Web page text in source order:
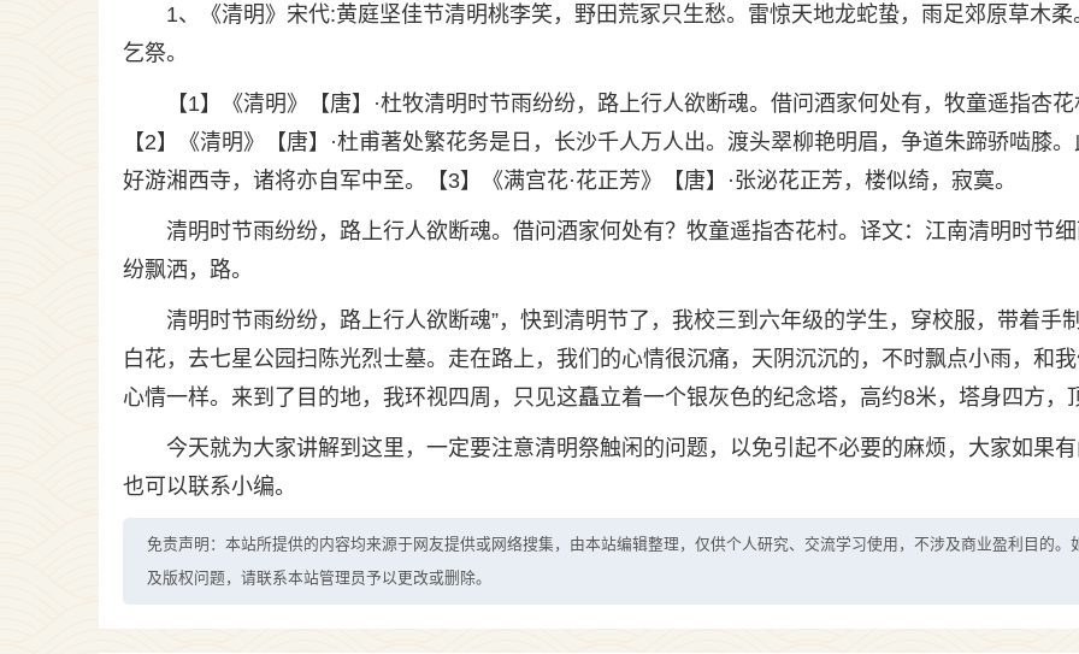
1、《清明》宋代:黄庭坚佳节清明桃李笑，野田荒冢只生愁。雷惊天地龙蛇蛰，雨足郊原草木柔
乞祭。
【1】《清明》【唐】·杜牧清明时节雨纷纷，路上行人欲断魂。借问酒家何处有，牧童遥指杏
【2】《清明》【唐】·杜甫著处繁花务是日，长沙千人万人出。渡头翠柳艳明眉，争道朱蹄骄啮膝
好游湘西寺，诸将亦自军中至。【3】《满宫花·花正芳》【唐】·张泌花正芳，楼似绮，寂寞。
清明时节雨纷纷，路上行人欲断魂。借问酒家何处有？牧童遥指杏花村。译文：江南清明时节
纷飘洒，路。
清明时节雨纷纷，路上行人欲断魂”，快到清明节了，我校三到六年级的学生，穿校服，带着手
白花，去七星公园扫陈光烈士墓。走在路上，我们的心情很沉痛，天阴沉沉的，不时飘点小雨，和
心情一样。来到了目的地，我环视四周，只见这矗立着一个银灰色的纪念塔，高约8米，塔身四方，
今天就为大家讲解到这里，一定要注意清明祭触闲的问题，以免引起不必要的麻烦，大家如果
也可以联系小编。
免责声明：本站所提供的内容均来源于网友提供或网络搜集，由本站编辑整理，仅供个人研究、交流学习使用，不涉及商业盈利目的。
及版权问题，请联系本站管理员予以更改或删除。